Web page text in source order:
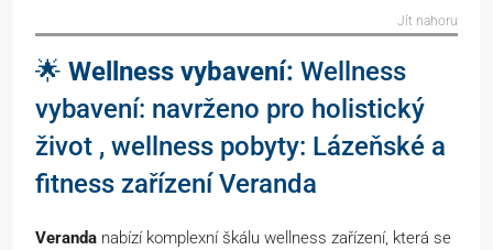
Jít nahoru
🌟 Wellness vybavení: Wellness
vybavení: navrženo pro holistický
život , wellness pobyty: Lázeňské a
fitness zařízení Veranda
Veranda nabízí komplexní škálu wellness zařízení, která se